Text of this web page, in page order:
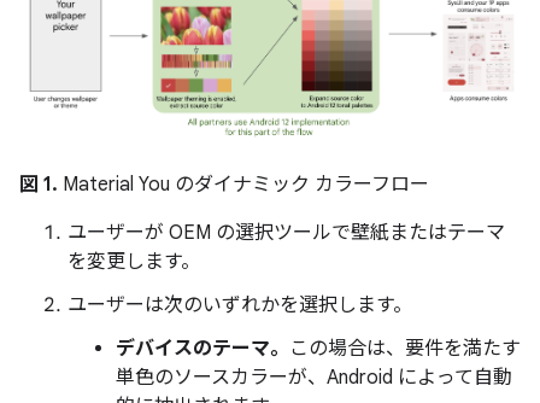
図 1. Material You のダイナミック カラーフロー
ユーザーが OEM の選択ツールで壁紙またはテーマ
を変更します。
ユーザーは次のいずれかを選択します。
デバイスのテーマ。
この場合は、要件を満たす
単色のソースカラーが、Android によって自動